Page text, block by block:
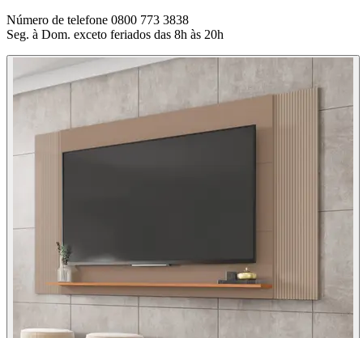
Número de telefone 0800 773 3838
Seg. à Dom. exceto feriados das 8h às 20h